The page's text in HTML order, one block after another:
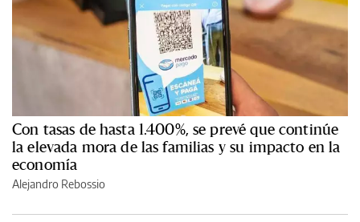
Con tasas de hasta 1.400%, se prevé que continúe
la elevada mora de las familias y su impacto en la
economía
Alejandro Rebossio